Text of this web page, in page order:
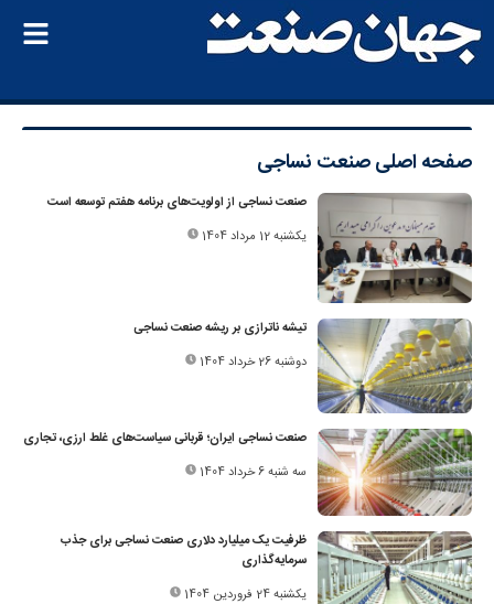
صفحه اصلیصنعت نساجی
صنعت نساجی از اولویت‌های برنامه هفتم توسعه است
یکشنبه 12 مرداد 1404
تیشه ناترازی بر ریشه صنعت نساجی
دوشنبه 26 خرداد 1404
صنعت نساجی ایران؛ قربانی سیاست‌های غلط ارزی، تجاری
سه شنبه 6 خرداد 1404
ظرفیت یک میلیارد دلاری صنعت نساجی برای جذب
سرمایه‌گذاری
یکشنبه 24 فروردین 1404